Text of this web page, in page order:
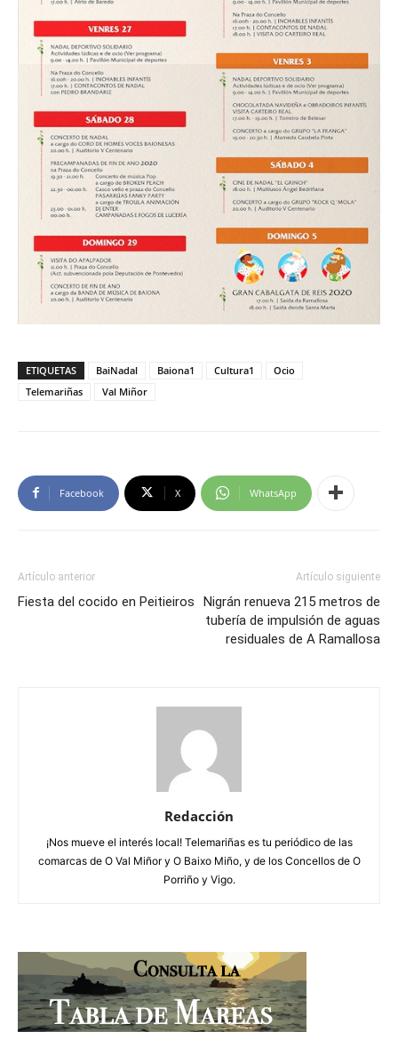
ETIQUETAS BaiNadal Baiona1 Cultura1
Ocio
Telemariñas
Val Miñor
Facebook X WhatsApp
Artículo anterior
Fiesta del cocido en Peitieiros
Artículo siguiente
Nigrán renueva 215 metros de
tubería de impulsión de aguas
residuales de A Ramallosa
Redacción
¡Nos mueve el interés local! Telemariñas es tu periódico de las
comarcas de O Val Miñor y O Baixo Miño, y de los Concellos de O
Porriño y Vigo.